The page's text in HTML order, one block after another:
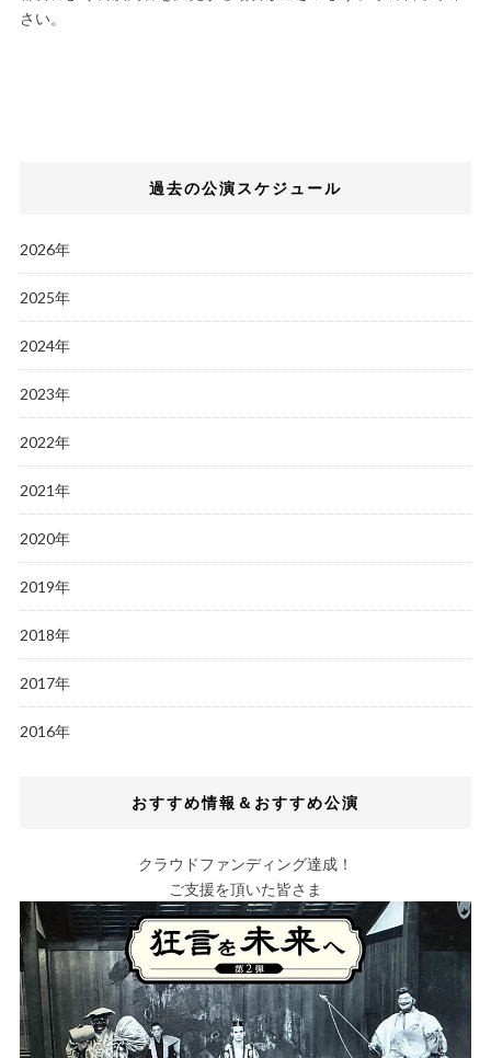
さい。
過去の公演スケジュール
2026年
2025年
2024年
2023年
2022年
2021年
2020年
2019年
2018年
2017年
2016年
おすすめ情報＆おすすめ公演
クラウドファンディング達成！
ご支援を頂いた皆さま